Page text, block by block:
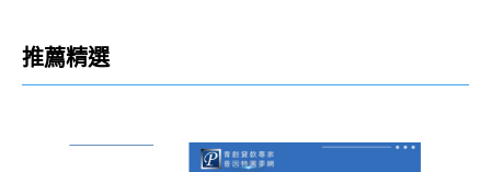
推薦精選